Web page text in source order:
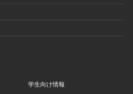
学生向け情報